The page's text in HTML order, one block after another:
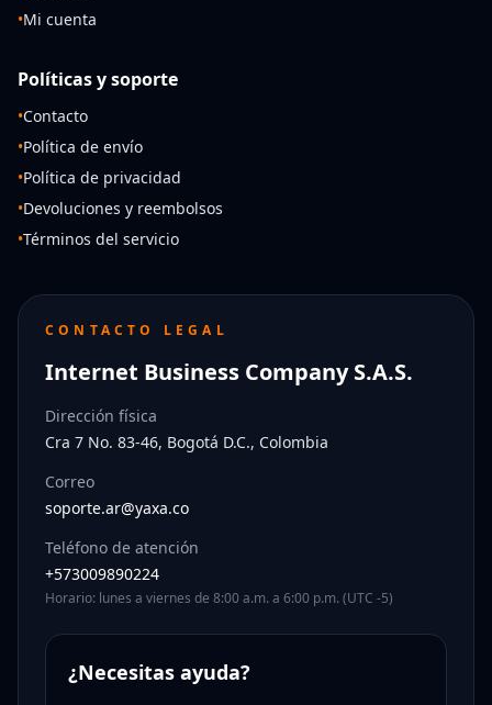
•Mi cuenta
Políticas y soporte
•Contacto
•Política de envío
•Política de privacidad
•Devoluciones y reembolsos
•Términos del servicio
CONTACTO LEGAL
Internet Business Company S.A.S.
Dirección física
Cra 7 No. 83-46, Bogotá D.C., Colombia
Correo
soporte.ar@yaxa.co
Teléfono de atención
+573009890224
Horario: lunes a viernes de 8:00 a.m. a 6:00 p.m. (UTC -5)
¿Necesitas ayuda?